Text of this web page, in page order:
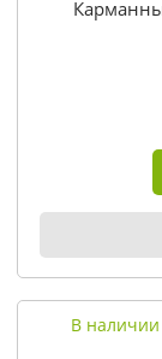
В наличии